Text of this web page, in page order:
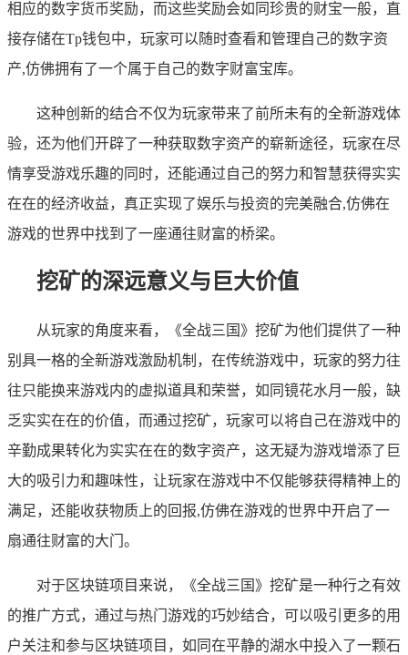
相应的数字货币奖励，而这些奖励会如同珍贵的财宝一般，直
接存储在Tp钱包中，玩家可以随时查看和管理自己的数字资
产,仿佛拥有了一个属于自己的数字财富宝库。
这种创新的结合不仅为玩家带来了前所未有的全新游戏体
验，还为他们开辟了一种获取数字资产的崭新途径，玩家在尽
情享受游戏乐趣的同时，还能通过自己的努力和智慧获得实实
在在的经济收益，真正实现了娱乐与投资的完美融合,仿佛在
游戏的世界中找到了一座通往财富的桥梁。
挖矿的深远意义与巨大价值
从玩家的角度来看，《全战三国》挖矿为他们提供了一种
别具一格的全新游戏激励机制，在传统游戏中，玩家的努力往
往只能换来游戏内的虚拟道具和荣誉，如同镜花水月一般，缺
乏实实在在的价值，而通过挖矿，玩家可以将自己在游戏中的
辛勤成果转化为实实在在的数字资产，这无疑为游戏增添了巨
大的吸引力和趣味性，让玩家在游戏中不仅能够获得精神上的
满足，还能收获物质上的回报,仿佛在游戏的世界中开启了一
扇通往财富的大门。
对于区块链项目来说，《全战三国》挖矿是一种行之有效
的推广方式，通过与热门游戏的巧妙结合，可以吸引更多的用
户关注和参与区块链项目，如同在平静的湖水中投入了一颗石